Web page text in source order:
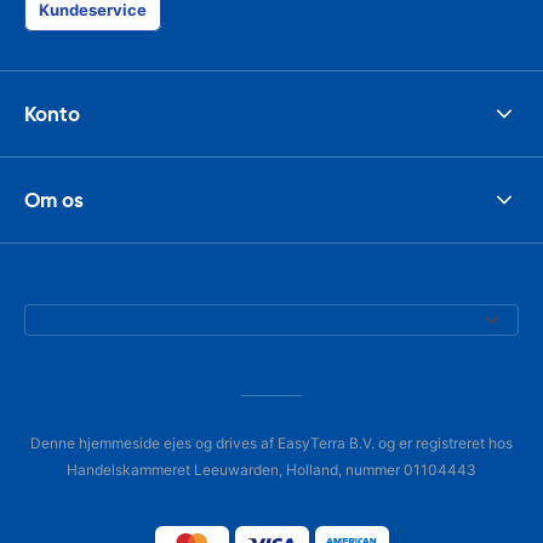
Kundeservice
Konto
Om os
Denne hjemmeside ejes og drives af EasyTerra B.V. og er registreret hos
Handelskammeret Leeuwarden, Holland, nummer 01104443